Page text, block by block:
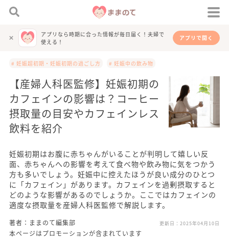
アプリなら時期に合った情報が毎日届く！夫婦で
使える！
アプリで開く
# 妊娠超初期・妊娠初期の過ごし方 # 妊娠中の飲み物
【産婦人科医監修】妊娠初期の
カフェインの影響は？コーヒー
摂取量の目安やカフェインレス
飲料を紹介
妊娠初期はお腹に赤ちゃんがいることが判明して嬉しい反
面、赤ちゃんへの影響を考えて食べ物や飲み物に気をつかう
方も多いでしょう。妊娠中に控えたほうが良い成分のひとつ
に「カフェイン」があります。カフェインを過剰摂取すると
どのような影響があるのでしょうか。ここではカフェインの
適度な摂取量を産婦人科医監修で解説します。
著者：ままのて編集部 更新日： 2025年04月10日
本ページはプロモーションが含まれています